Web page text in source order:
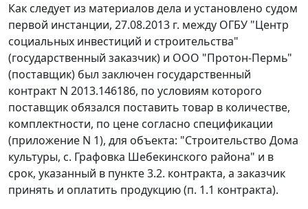
Как следует из материалов дела и установлено судом
первой инстанции, 27.08.2013 г. между ОГБУ "Центр
социальных инвестиций и строительства"
(государственный заказчик) и ООО "Протон-Пермь"
(поставщик) был заключен государственный
контракт N 2013.146186, по условиям которого
поставщик обязался поставить товар в количестве,
комплектности, по цене согласно спецификации
(приложение N 1), для объекта: "Строительство Дома
культуры, с. Графовка Шебекинского района" и в
срок, указанный в пункте 3.2. контракта, а заказчик
принять и оплатить продукцию (п. 1.1 контракта).